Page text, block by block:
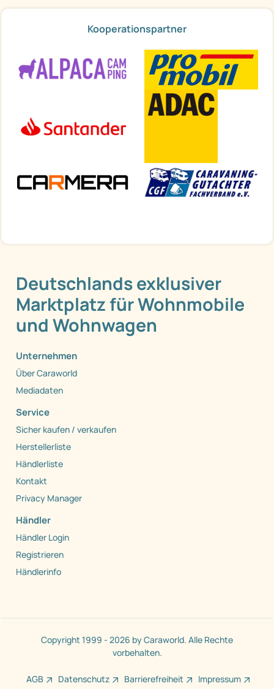
Kooperationspartner
Deutschlands exklusiver
Marktplatz für Wohnmobile
und Wohnwagen
Unternehmen
Über Caraworld
Mediadaten
Service
Sicher kaufen / verkaufen
Herstellerliste
Händlerliste
Kontakt
Privacy Manager
Händler
Händler Login
Registrieren
Händlerinfo
Copyright 1999 - 2026 by Caraworld. Alle Rechte
vorbehalten.
AGB Datenschutz Barrierefreiheit Impressum